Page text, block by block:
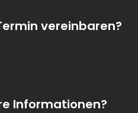
vereinbaren?
Informationen?